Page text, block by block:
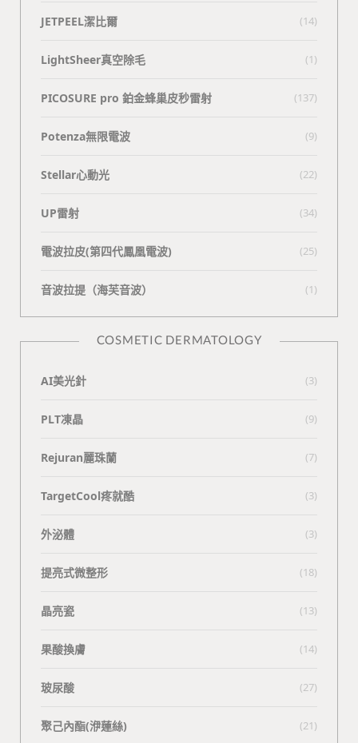
JETPEEL潔比爾 (14)
LightSheer真空除毛 (1)
PICOSURE pro 鉑金蜂巢皮秒雷射 (137)
Potenza無限電波 (9)
Stellar心動光 (22)
UP雷射 (34)
電波拉皮(第四代鳳凰電波) (25)
⾳波拉提（海芙⾳波） (1)
COSMETIC DERMATOLOGY
AI美光針 (3)
PLT凍晶 (9)
Rejuran麗珠蘭 (7)
TargetCool疼就酷 (3)
外泌體 (3)
提亮式微整形 (18)
晶亮瓷 (13)
果酸換膚 (14)
玻尿酸 (27)
聚己內酯(洢蓮絲) (21)